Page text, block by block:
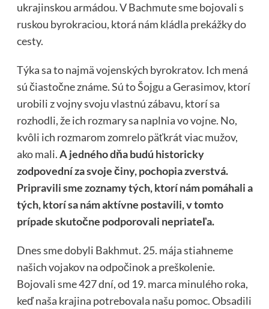
ukrajinskou armádou. V Bachmute sme bojovali s
ruskou byrokraciou, ktorá nám kládla prekážky do
cesty.
Týka sa to najmä vojenských byrokratov. Ich mená
sú čiastočne známe. Sú to Šojgu a Gerasimov, ktorí
urobili z vojny svoju vlastnú zábavu, ktorí sa
rozhodli, že ich rozmary sa naplnia vo vojne. No,
kvôli ich rozmarom zomrelo päťkrát viac mužov,
ako mali.A jedného dňa budú historicky
zodpovední za svoje činy, pochopia zverstvá.
Pripravili sme zoznamy tých, ktorí nám pomáhali a
tých, ktorí sa nám aktívne postavili, v tomto
prípade skutočne podporovali nepriateľa.
Dnes sme dobyli Bakhmut. 25. mája stiahneme
našich vojakov na odpočinok a preškolenie.
Bojovali sme 427 dní, od 19. marca minulého roka,
keď naša krajina potrebovala našu pomoc. Obsadili